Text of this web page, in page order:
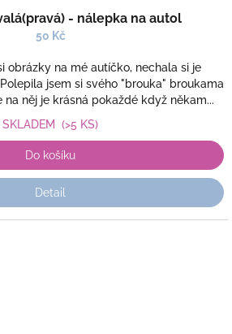
- nálepka na autol
50 Kč
obrázky na mé autíčko, nechala si je
jsem si svého "brouka" broukama
něj je krásná pokaždé když někam...
SKLADEM (>5 KS)
Do košíku
Detail